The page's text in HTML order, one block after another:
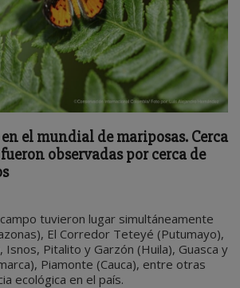
el mundial de mariposas. Cerca
observadas por cerca de
tuvieron lugar simultáneamente
El Corredor Teteyé (Putumayo),
Isnos, Pitalito y Garzón (Huila), Guasca y
Piamonte (Cauca), entre otras
ecológica en el país.